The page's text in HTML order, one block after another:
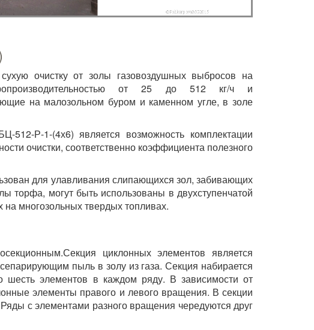
очистку от золы газовоздушных выбросов на
от 25 до 512 кг/ч и
на малозольном буром и каменном угле, в золе
512-Р-1-(4х6) является возможность комплектации
очистки, соответственно коэффициента полезного
для улавливания слипающихся зол, забивающих
торфа, могут быть использованы в двухступенчатой
многозольных твердых топливах.
циклонных элементов является
пыль в золу из газа. Секция набирается
элементов в каждом ряду. В зависимости от
элементы правого и левого вращения. В секции
с элементами разного вращения чередуются друг